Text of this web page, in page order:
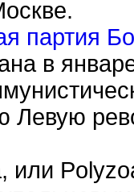
партия
в
Левую
или